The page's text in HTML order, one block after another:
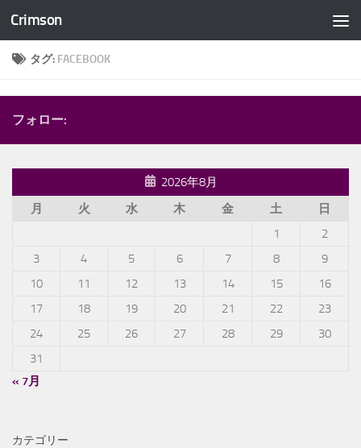
コンテンツへスキップ
Crimson
タグ: FACEBOOK
フォロー:
2026年8月
月
火 水 木 金 土
日
1
2
3
4 5 6 7 8
9
10
11 12 13 14 15
16
17
18 19 20 21 22
23
24
25 26 27 28 29
30
31
« 7月
カテゴリー